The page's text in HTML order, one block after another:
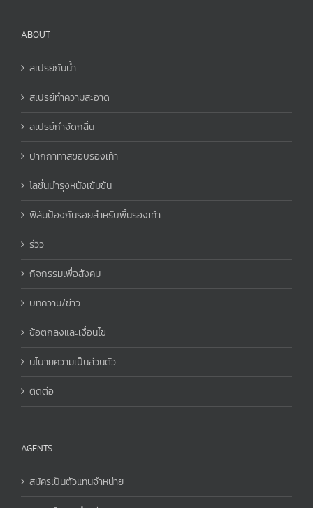
ABOUT
สเปรย์กันน้ำ
สเปรย์ทำความสะอาด
สเปรย์กำจัดกลิ่น
ปากกาทาสีขอบรองเท้า
โลชั่นบำรุงหนังเข้มข้น
ฟิล์มป้องกันรอยสำหรับพื้นรองเท้า
รีวิว
กิจกรรมเพื่อสังคม
บทความ/ข่าว
ข้อตกลงและเงื่อนไข
นโบายความเป็นส่วนตัว
ติดต่อ
AGENTS
สมัครเป็นตัวแทนจำหน่าย